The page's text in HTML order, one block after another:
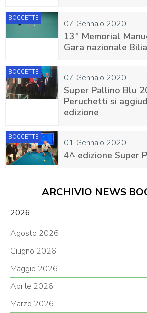
07 Gennaio 2020
BOCCETTE
13° Memorial
Gara nazionale
07 Gennaio 2020
BOCCETTE
Super Pallino Blu
Peruchetti si
edizione
01 Gennaio 2020
BOCCETTE
4^ edizione Super
ARCHIVIO NEWS
2026
Agosto 2026
Giugno 2026
Maggio 2026
Aprile 2026
Marzo 2026